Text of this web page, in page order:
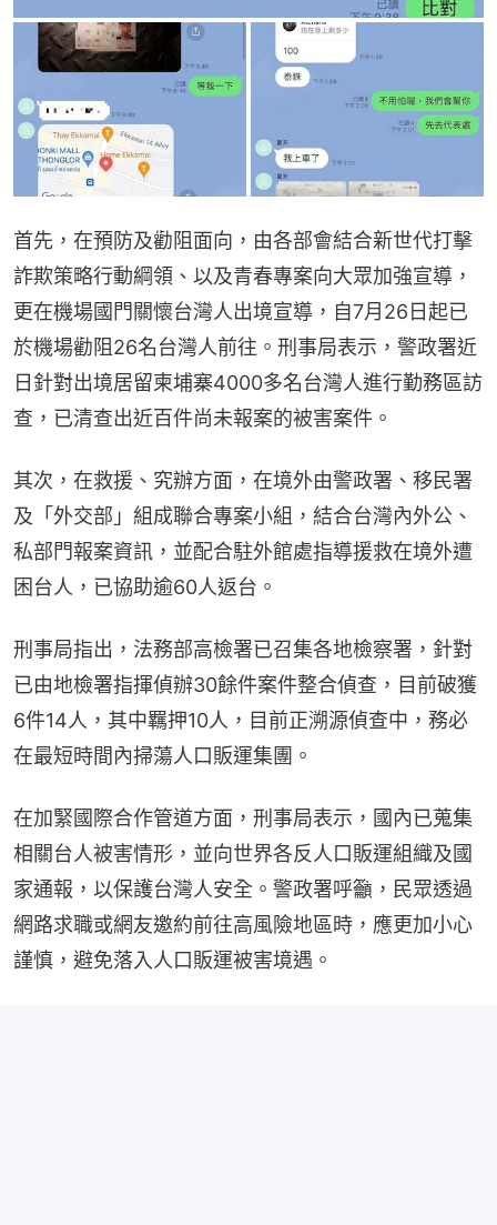
首先，在預防及勸阻面向，由各部會結合新世代打擊
詐欺策略行動綱領、以及青春專案向大眾加強宣導，
更在機場國門關懷台灣人出境宣導，自7月26日起已
於機場勸阻26名台灣人前往。刑事局表示，警政署近
日針對出境居留柬埔寨4000多名台灣人進行勤務區訪
查，已清查出近百件尚未報案的被害案件。
其次，在救援、究辦方面，在境外由警政署、移民署
及「外交部」組成聯合專案小組，結合台灣內外公、
私部門報案資訊，並配合駐外館處指導援救在境外遭
困台人，已協助逾60人返台。
刑事局指出，法務部高檢署已召集各地檢察署，針對
已由地檢署指揮偵辦30餘件案件整合偵查，目前破獲
6件14人，其中羈押10人，目前正溯源偵查中，務必
在最短時間內掃蕩人口販運集團。
在加緊國際合作管道方面，刑事局表示，國內已蒐集
相關台人被害情形，並向世界各反人口販運組織及國
家通報，以保護台灣人安全。警政署呼籲，民眾透過
網路求職或網友邀約前往高風險地區時，應更加小心
謹慎，避免落入人口販運被害境遇。